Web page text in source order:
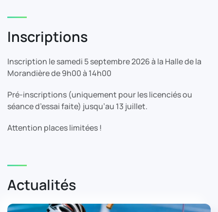
Inscriptions
Inscription le samedi 5 septembre 2026 à la Halle de la
Morandière de 9h00 à 14h00
Pré-inscriptions (uniquement pour les licenciés ou
séance d’essai faite) jusqu’au 13 juillet.
Attention places limitées !
Actualités